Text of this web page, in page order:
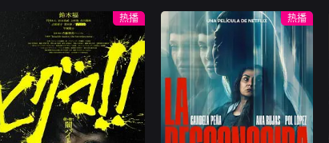
穷途末路的天才少年刘全龙
（彭昱畅 饰），被偏执富家公
子陈伦（丁禹兮 饰）选中，被
迫踏入一场为他量身打造的
“换命游戏”。豪华别墅、名车
名表、神秘女友全部备齐，在
陈伦的精心打造下，刘全龙瞬
间拥有顶配人生。
大漠之上，镖人、官府、西域
五大家族等多方势力盘根错
节、暗潮涌动。“天字第二号
逃犯”刀马接下特殊押镖任
务，和同伴一起从西域护镖远
赴长安。不料，他们的护送对
象竟是“天字第一号逃犯”知世
郎……天下熙熙皆为利来，各
热播 热播